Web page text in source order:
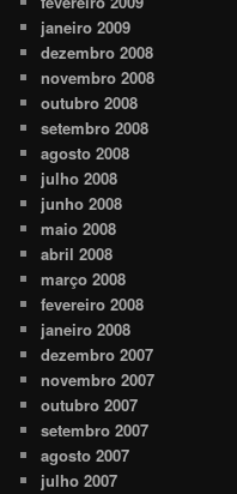
janeiro 2009
dezembro 2008
novembro 2008
outubro 2008
setembro 2008
agosto 2008
julho 2008
junho 2008
maio 2008
abril 2008
março 2008
fevereiro 2008
janeiro 2008
dezembro 2007
novembro 2007
outubro 2007
setembro 2007
agosto 2007
julho 2007